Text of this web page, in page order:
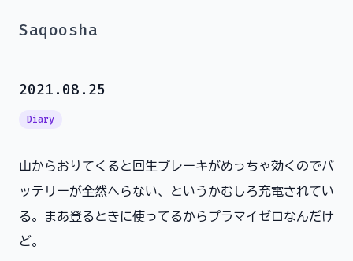
Saqoosha
2021.08.25
Diary
山からおりてくると回生ブレーキがめっちゃ効くのでバ
ッテリーが全然へらない、というかむしろ充電されてい
る。まあ登るときに使ってるからプラマイゼロなんだけ
ど。